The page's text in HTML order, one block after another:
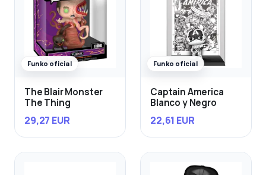
Funko oficial
The Blair Monster
The Thing
29,27 EUR
Funko oficial
Captain America
Blanco y Negro
22,61 EUR